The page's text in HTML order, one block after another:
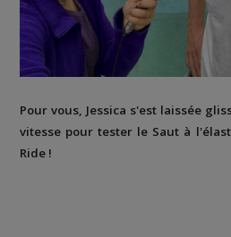
Pour vous, Jessica s'est laissée
vitesse pour tester le Saut à
Ride !